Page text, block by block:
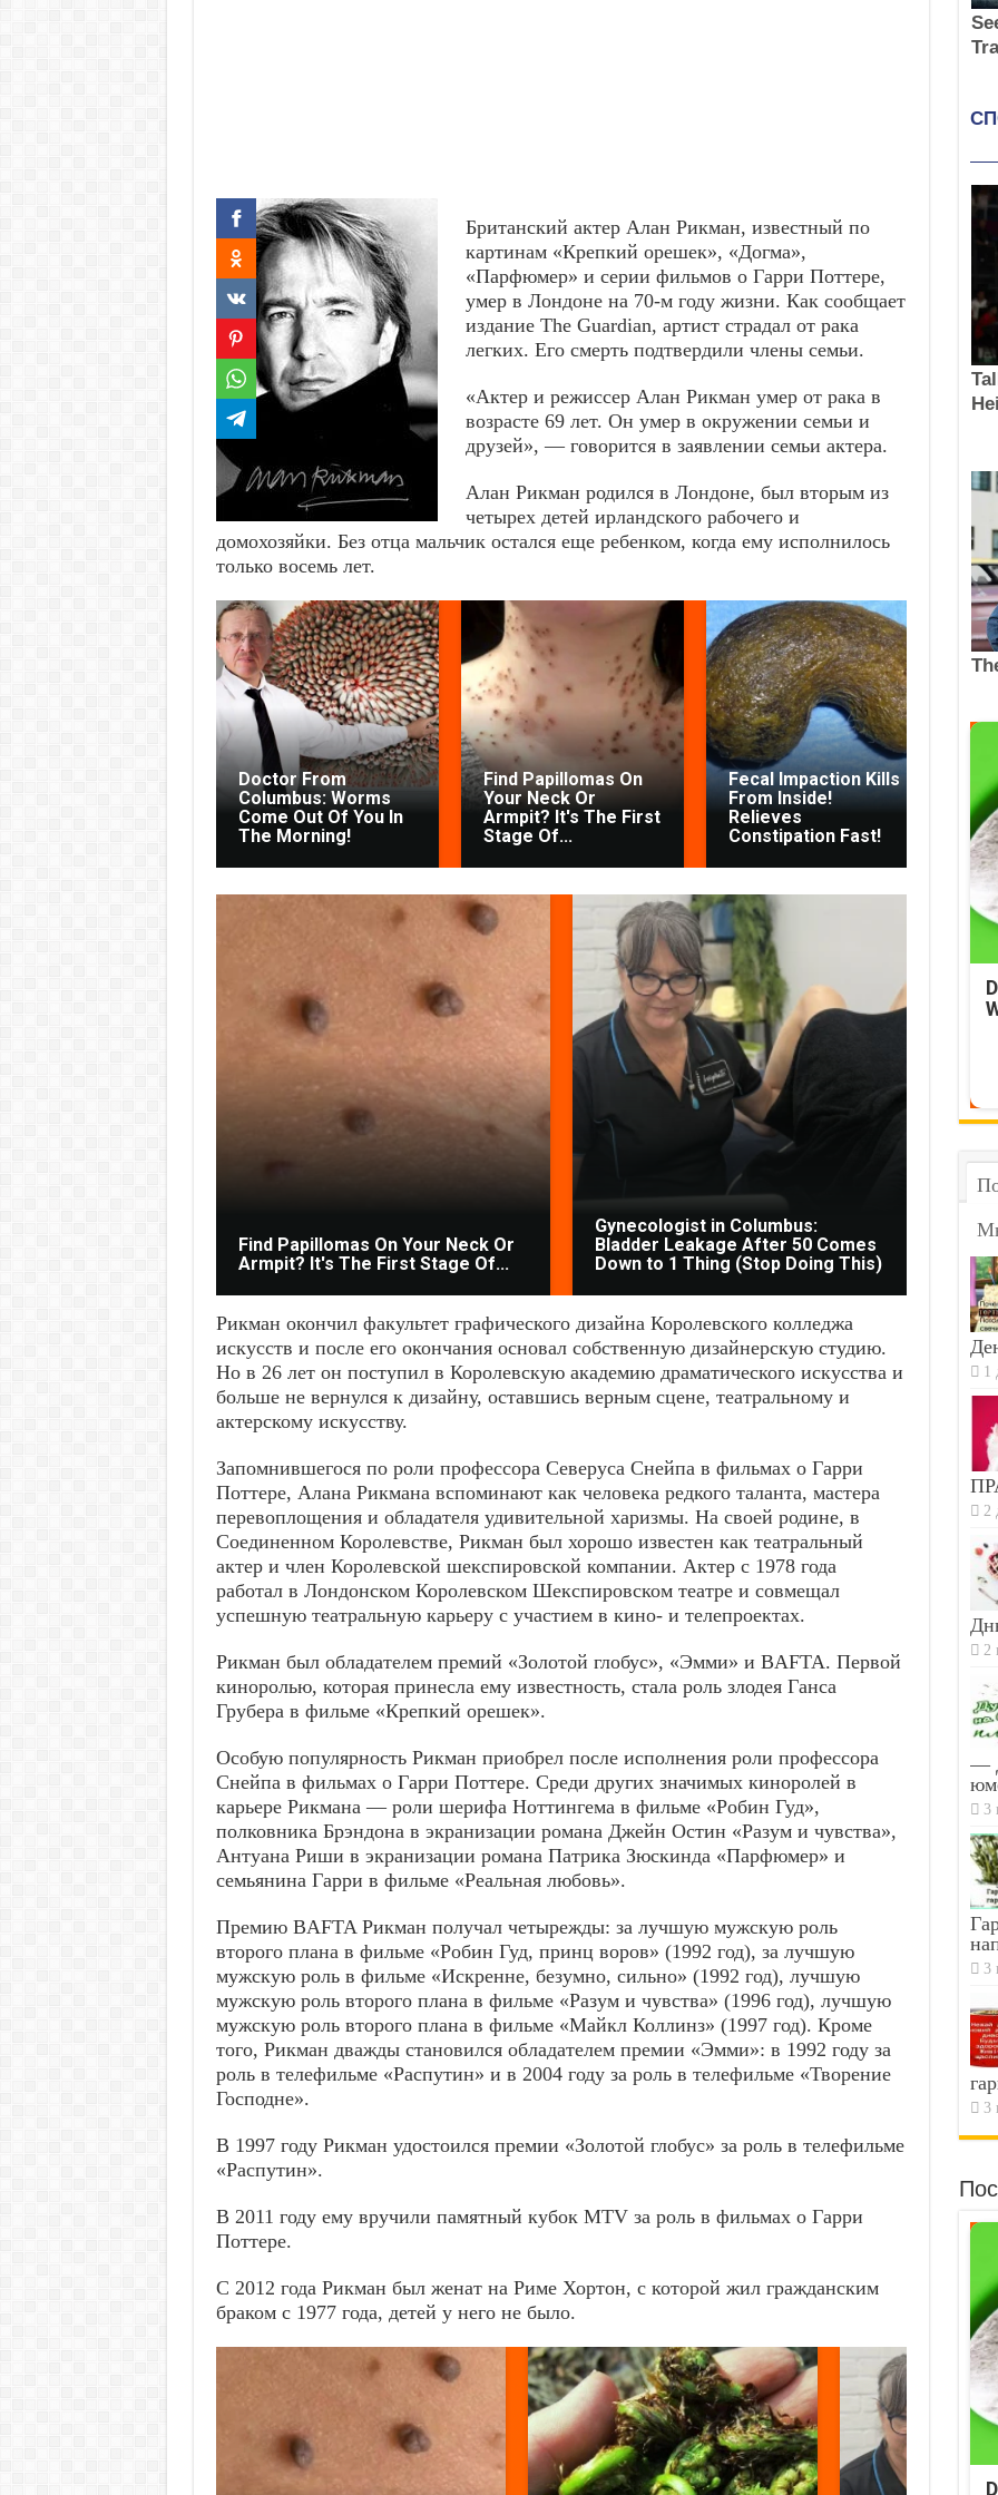
Британский актер Алан Рикман, известный по
картинам «Крепкий орешек», «Догма»,
«Парфюмер» и серии фильмов о Гарри Поттере,
умер в Лондоне на 70-м году жизни. Как сообщает
издание The Guardian, артист страдал от рака
легких. Его смерть подтвердили члены семьи.
«Актер и режиссер Алан Рикман умер от рака в
возрасте 69 лет. Он умер в окружении семьи и
друзей», — говорится в заявлении семьи актера.
Алан Рикман родился в Лондоне, был вторым из
четырех детей ирландского рабочего и
домохозяйки. Без отца мальчик остался еще ребенком, когда ему исполнилось
только восемь лет.
Doctor From
Columbus: Worms
Come Out Of You In
The Morning!
Find Papillomas On
Your Neck Or
Armpit? It's The First
Stage Of...
Fecal Impaction Kills
From Inside!
Relieves
Constipation Fast!
Find Papillomas On Your Neck Or
Armpit? It's The First Stage Of...
Gynecologist in Columbus:
Bladder Leakage After 50 Comes
Down to 1 Thing (Stop Doing This)
Рикман окончил факультет графического дизайна Королевского колледжа
искусств и после его окончания основал собственную дизайнерскую студию.
Но в 26 лет он поступил в Королевскую академию драматического искусства и
больше не вернулся к дизайну, оставшись верным сцене, театральному и
актерскому искусству.
Запомнившегося по роли профессора Северуса Снейпа в фильмах о Гарри
Поттере, Алана Рикмана вспоминают как человека редкого таланта, мастера
перевоплощения и обладателя удивительной харизмы. На своей родине, в
Соединенном Королевстве, Рикман был хорошо известен как театральный
актер и член Королевской шекспировской компании. Актер с 1978 года
работал в Лондонском Королевском Шекспировском театре и совмещал
успешную театральную карьеру с участием в кино- и телепроектах.
Рикман был обладателем премий «Золотой глобус», «Эмми» и BAFTA. Первой
киноролью, которая принесла ему известность, стала роль злодея Ганса
Грубера в фильме «Крепкий орешек».
Особую популярность Рикман приобрел после исполнения роли профессора
Снейпа в фильмах о Гарри Поттере. Среди других значимых киноролей в
карьере Рикмана — роли шерифа Ноттингема в фильме «Робин Гуд»,
полковника Брэндона в экранизации романа Джейн Остин «Разум и чувства»,
Антуана Риши в экранизации романа Патрика Зюскинда «Парфюмер» и
семьянина Гарри в фильме «Реальная любовь».
Премию BAFTA Рикман получал четырежды: за лучшую мужскую роль
второго плана в фильме «Робин Гуд, принц воров» (1992 год), за лучшую
мужскую роль в фильме «Искренне, безумно, сильно» (1992 год), лучшую
мужскую роль второго плана в фильме «Разум и чувства» (1996 год), лучшую
мужскую роль второго плана в фильме «Майкл Коллинз» (1997 год). Кроме
того, Рикман дважды становился обладателем премии «Эмми»: в 1992 году за
роль в телефильме «Распутин» и в 2004 году за роль в телефильме «Творение
Господне».
В 1997 году Рикман удостоился премии «Золотой глобус» за роль в телефильме
«Распутин».
В 2011 году ему вручили памятный кубок MTV за роль в фильмах о Гарри
Поттере.
С 2012 года Рикман был женат на Риме Хортон, с которой жил гражданским
браком с 1977 года, детей у него не было.
1
2
2
—
3
3
3